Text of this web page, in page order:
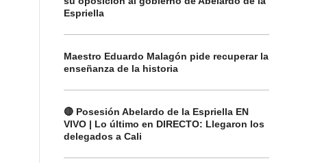
Espriella
Maestro Eduardo Malagón pide recuperar la
enseñanza de la historia
🔴 Posesión Abelardo de la Espriella EN
VIVO | Lo último en DIRECTO: Llegaron los
delegados a Cali